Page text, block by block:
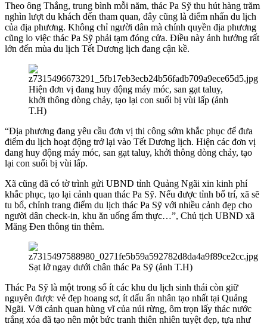
Theo ông Thắng, trung bình mỗi năm, thác Pa Sỹ thu hút hàng trăm
nghìn lượt du khách đến tham quan, đây cũng là điểm nhấn du lịch
của địa phương. Không chỉ người dân mà chính quyền địa phương
cũng lo việc thác Pa Sỹ phải tạm đóng cửa. Điều này ảnh hưởng rất
lớn đến mùa du lịch Tết Dương lịch đang cận kề.
Hiện đơn vị đang huy động máy móc, san gạt taluy,
khởi thông dòng chảy, tạo lại con suối bị vùi lấp (ảnh
T.H)
“Địa phương đang yêu cầu đơn vị thi công sớm khắc phục để đưa
điểm du lịch hoạt động trở lại vào Tết Dương lịch. Hiện các đơn vị
đang huy động máy móc, san gạt taluy, khởi thông dòng chảy, tạo
lại con suối bị vùi lấp.
Xã cũng đã có tờ trình gửi UBND tỉnh Quảng Ngãi xin kinh phí
khắc phục, tạo lại cảnh quan thác Pa Sỹ. Nếu được tỉnh bố trí, xã sẽ
tu bổ, chỉnh trang điểm du lịch thác Pa Sỹ với nhiều cảnh đẹp cho
người dân check-in, khu ăn uống ẩm thực…”, Chủ tịch UBND xã
Măng Đen thông tin thêm.
Sạt lở ngay dưới chân thác Pa Sỹ (ảnh T.H)
Thác Pa Sỹ là một trong số ít các khu du lịch sinh thái còn giữ
nguyên được vẻ đẹp hoang sơ, ít dấu ấn nhân tạo nhất tại Quảng
Ngãi. Với cảnh quan hùng vĩ của núi rừng, ôm trọn lấy thác nước
trắng xóa đã tạo nên một bức tranh thiên nhiên tuyệt đẹp, tựa như